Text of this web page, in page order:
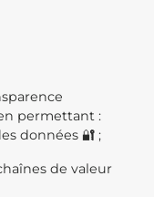
permettant :
données 🔐 ;
de valeur